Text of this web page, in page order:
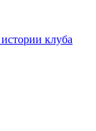
клуба